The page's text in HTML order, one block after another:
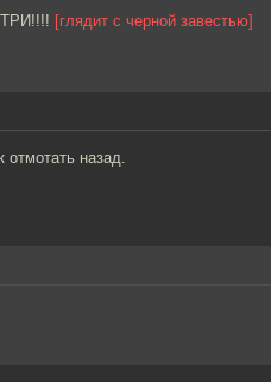
ТРИ!!!! [глядит с черной завестью]
отмотать назад.